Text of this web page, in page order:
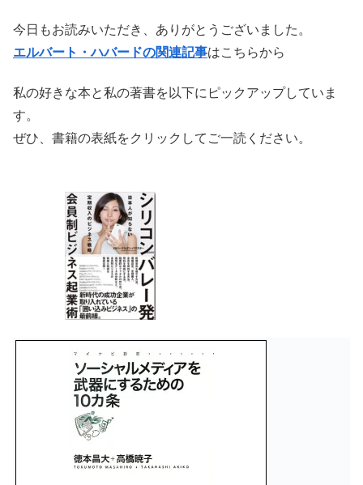
今日もお読みいただき、ありがとうございました。
エルバート・ハバードの関連記事はこちらから
私の好きな本と私の著書を以下にピックアップしていま
す。
ぜひ、書籍の表紙をクリックしてご一読ください。